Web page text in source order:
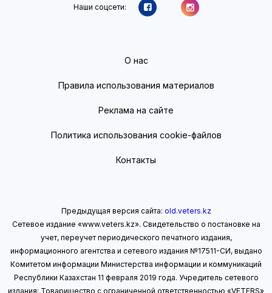
Наши соцсети:
О нас
Правила использования материалов
Реклама на сайте
Политика использования cookie-файлов
Контакты
Предыдущая версия сайта: old.veters.kz
Сетевое издание «www.veters.kz». Свидетельство о постановке на
учет, переучет периодического печатного издания,
информационного агентства и сетевого издания №17511-СИ, выдано
Комитетом информации Министерства информации и коммуникаций
Республики Казахстан 11 февраля 2019 года. Учредитель сетевого
издания: Товарищество с ограниченной ответственностью «VETERS»